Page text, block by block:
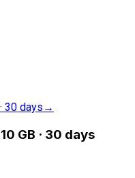
30 days →
GB · 30 days